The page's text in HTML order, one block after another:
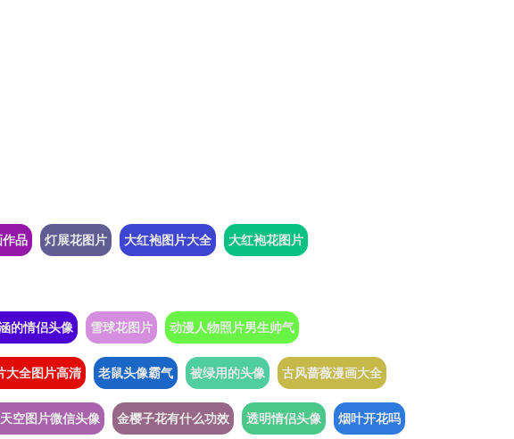
品 灯展花图片 大红袍图片大全 大红袍花图片
的情侣头像 雪球花图片 动漫人物照片男生帅气
大全图片高清 老鼠头像霸气 被绿用的头像 古风蔷薇漫画大全
空图片微信头像 金樱子花有什么功效 透明情侣头像 烟叶开花吗